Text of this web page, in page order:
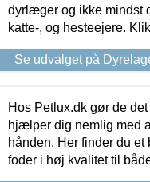
dyrlæger og ikke mindst
katte-, og hesteejere.
Se udvalget på
Hos Petlux.dk gør de
hjælper dig nemlig med
hånden. Her finder du et
foder i høj kvalitet til